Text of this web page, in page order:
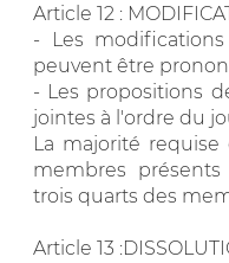
Article 12 :
- Les
peuvent être
- Les propositions
jointes à l'ordre du
La majorité
membres
trois quarts des
Article 13